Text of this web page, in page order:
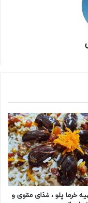
خرما پلو ، غذای مقوی و